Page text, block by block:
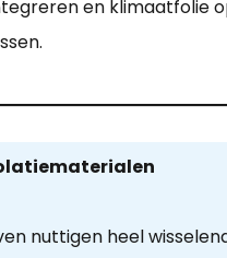
en klimaatfolie
nuttigen heel